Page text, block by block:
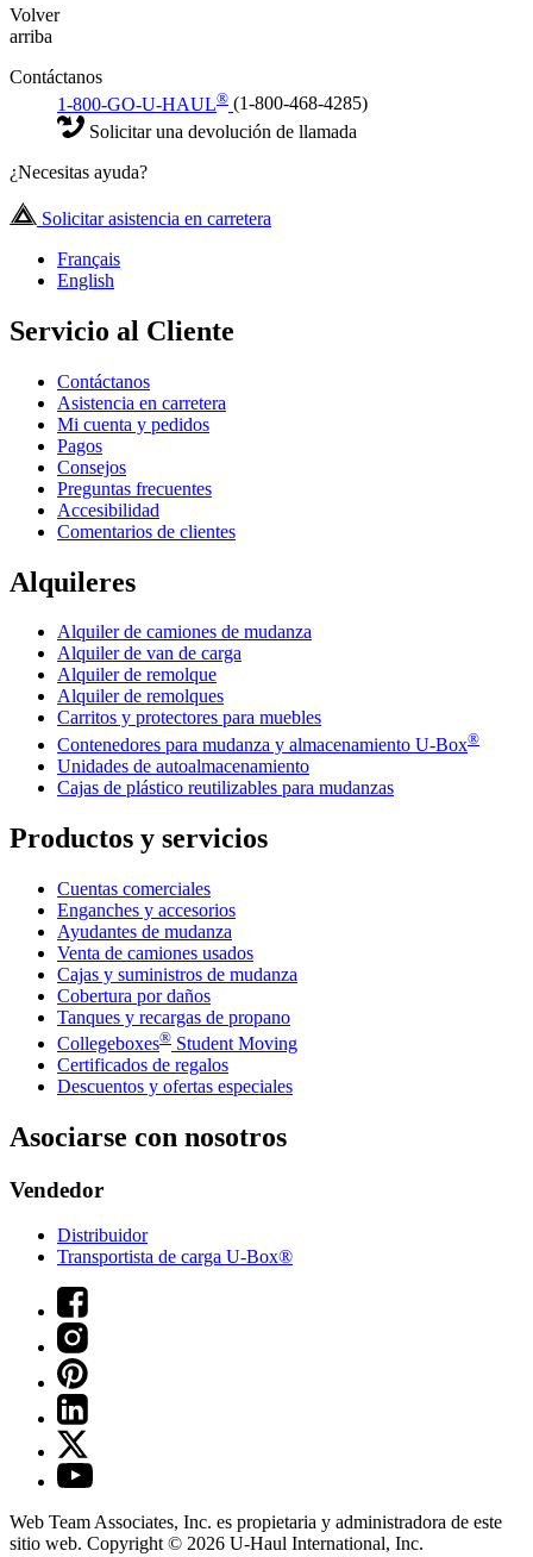
Volver
arriba
Contáctanos
1-800-GO-U-HAUL® (1-800-468-4285)
Solicitar una devolución de llamada
¿Necesitas ayuda?
Solicitar asistencia en carretera
Français
English
Servicio al Cliente
Contáctanos
Asistencia en carretera
Mi cuenta y pedidos
Pagos
Consejos
Preguntas frecuentes
Accesibilidad
Comentarios de clientes
Alquileres
Alquiler de camiones de mudanza
Alquiler de van de carga
Alquiler de remolque
Alquiler de remolques
Carritos y protectores para muebles
Contenedores para mudanza y almacenamiento U-Box®
Unidades de autoalmacenamiento
Cajas de plástico reutilizables para mudanzas
Productos y servicios
Cuentas comerciales
Enganches y accesorios
Ayudantes de mudanza
Venta de camiones usados
Cajas y suministros de mudanza
Cobertura por daños
Tanques y recargas de propano
Collegeboxes® Student Moving
Certificados de regalos
Descuentos y ofertas especiales
Asociarse con nosotros
Vendedor
Distribuidor
Transportista de carga U-Box®
Web Team Associates, Inc. es propietaria y administradora de este
sitio web. Copyright © 2026 U-Haul International, Inc.